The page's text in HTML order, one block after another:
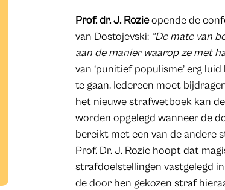
Prof. dr. J. Rozieopende de
van Dostojevski: “De mate van
aan de manier waarop ze met
van ‘punitief populisme’ erg
te gaan. Iedereen moet
het nieuwe strafwetboek kan
worden opgelegd wanneer de
bereikt met een van de andere
Prof. Dr. J. Rozie hoopt dat
strafdoelstellingen vastgelegd
de door hen gekozen straf